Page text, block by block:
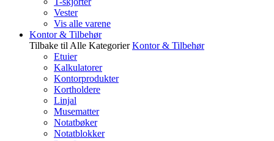
Vester
Vis alle varene
Kontor & Tilbehør
Tilbake til Alle Kategorier Kontor & Tilbehør
Etuier
Kalkulatorer
Kontorprodukter
Kortholdere
Linjal
Musematter
Notatbøker
Notatblokker